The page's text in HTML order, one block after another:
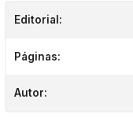
Editorial:
Páginas:
Autor: